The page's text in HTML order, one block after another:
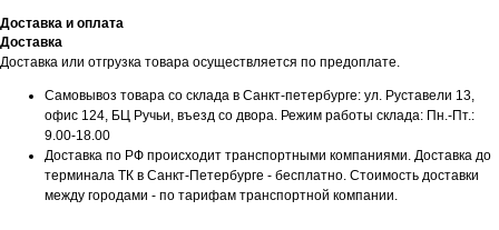
Доставка и оплата
Доставка
Доставка или отгрузка товара осуществляется по предоплате.
Самовывоз товара со склада в Санкт-петербурге: ул. Руставели 13,
офис 124, БЦ Ручьи, въезд со двора. Режим работы склада: Пн.-Пт.:
9.00-18.00
Доставка по РФ происходит транспортными компаниями. Доставка до
терминала ТК в Санкт-Петербурге - бесплатно. Стоимость доставки
между городами - по тарифам транспортной компании.